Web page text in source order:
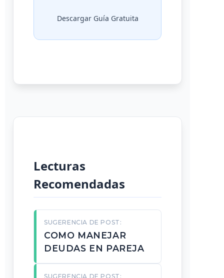
Descargar Guía Gratuita
Lecturas
Recomendadas
SUGERENCIA DE POST:
COMO MANEJAR
DEUDAS EN PAREJA
SUGERENCIA DE POST: